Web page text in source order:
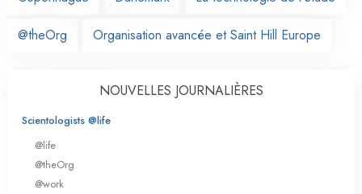
@theOrg Organisation avancée et Saint Hill Europe
NOUVELLES JOURNALIÈRES
Scientologists @life
@life
@theOrg
@work